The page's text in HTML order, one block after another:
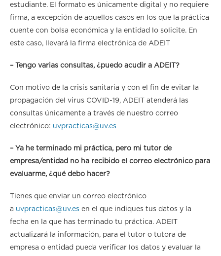
estudiante. El formato es únicamente digital y no requiere
firma, a excepción de aquellos casos en los que la práctica
cuente con bolsa económica y la entidad lo solicite. En
este caso, llevará la firma electrónica de ADEIT
– Tengo varias consultas, ¿puedo acudir a ADEIT?
Con motivo de la crisis sanitaria y con el fin de evitar la
propagación del virus COVID-19, ADEIT atenderá las
consultas únicamente a través de nuestro correo
electrónico: uvpracticas@uv.es
– Ya he terminado mi práctica, pero mi tutor de
empresa/entidad no ha recibido el correo electrónico para
evaluarme, ¿qué debo hacer?
Tienes que enviar un correo electrónico
a uvpracticas@uv.es en el que indiques tus datos y la
fecha en la que has terminado tu práctica. ADEIT
actualizará la información, para el tutor o tutora de
empresa o entidad pueda verificar los datos y evaluar la